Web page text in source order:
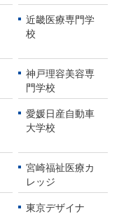
近畿医療専門学
校
神戸理容美容専
門学校
愛媛日産自動車
大学校
宮崎福祉医療カ
レッジ
東京デザイナ